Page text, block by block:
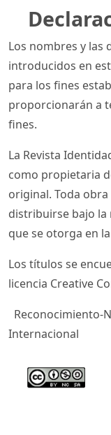
Los nombres y las
introducidos en
para los fines
proporcionarán a
fines.
La Revista
como propietaria
original. Toda
distribuirse bajo la
que se otorga en
Los títulos se
licencia Creative
Reconocimiento-
Internacional